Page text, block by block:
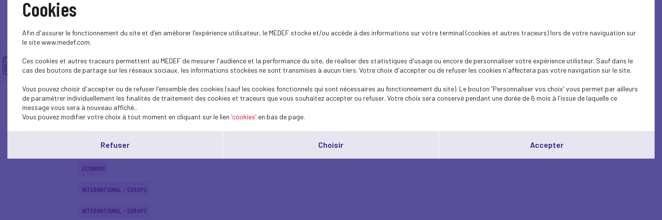
SUSTAINABLE DEVELOPMENT
SOCIAL
INTERNATIONAL - EUROPE
ECONOMY
ECONOMY
INTERNATIONAL - EUROPE
INTERNATIONAL - EUROPE
Cookies
Afin d'assurer le fonctionnement du site et d'en améliorer l'expérience utilisateur, le MEDEF stocke et/ou accède à des informations sur votre terminal (cookies et autres traceurs) lors de votre naviguation sur
le site www.medef.com.
Ces cookies et autres traceurs permettent au MEDEF de mesurer l'audience et la performance du site, de réaliser des statistiques d'usage ou encore de personnaliser votre expérience utilisteur. Sauf dans le
cas des boutons de partage sur les réseaux sociaux, les informations stockées ne sont transmises à aucun tiers. Votre choix d'accepter ou de refuser les cookies n'affectera pas votre navigation sur le site.
Vous pouvez choisir d'accepter ou de refuser l'ensemble des cookies (sauf les cookies fonctionnels qui sont nécessaires au fonctionnement du site). Le bouton 'Personnaliser vos choix' vous permet par ailleurs
de paramétrer individuellement les finalités de traitement des cookies et traceurs que vous souhaitez accepter ou refuser. Votre choix sera conservé pendant une durée de 6 mois à l'issue de laquelle ce
message vous sera à nouveau affiché..
Vous pouvez modifier votre choix à tout moment en cliquant sur le lien 'cookies' en bas de page.
Refuser Choisir Accepter